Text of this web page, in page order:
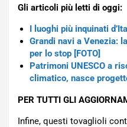
Gli articoli più letti di oggi:
I luoghi più inquinati
Grandi navi a Venezia:
per lo stop [FOTO]
Patrimoni UNESCO a
climatico, nasce
PER TUTTI GLI
Infine, questi tovaglioli